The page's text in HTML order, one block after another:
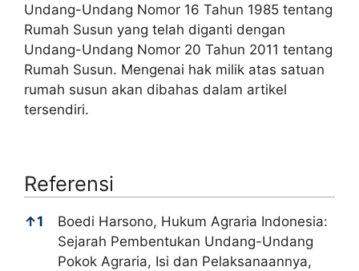
Undang-Undang Nomor 16 Tahun 1985 tentang
Rumah Susun yang telah diganti dengan
Undang-Undang Nomor 20 Tahun 2011 tentang
Rumah Susun. Mengenai hak milik atas satuan
rumah susun akan dibahas dalam artikel
tersendiri.
Referensi
Referensi
↑1
Boedi Harsono, Hukum Agraria Indonesia:
Sejarah Pembentukan Undang-Undang
Pokok Agraria, Isi dan Pelaksanaannya,